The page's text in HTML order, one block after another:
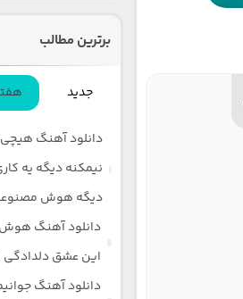
برترین مطالب
جدید
دانلود آهنگ
نیمکنه دیگه یه
دیگه هوش
دانلود آهنگ
این عشق
دانلود آهنگ